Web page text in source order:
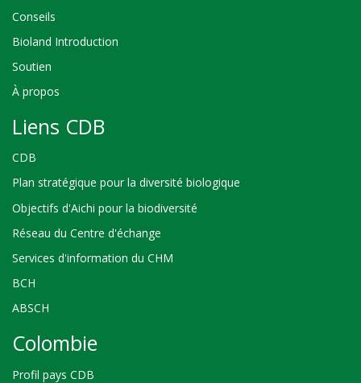
Conseils
Bioland Introduction
Soutien
À propos
Liens CDB
CDB
Plan stratégique pour la diversité biologique
Objectifs d'Aichi pour la biodiversité
Réseau du Centre d'échange
Services d'information du CHM
BCH
ABSCH
Colombie
Profil pays CDB